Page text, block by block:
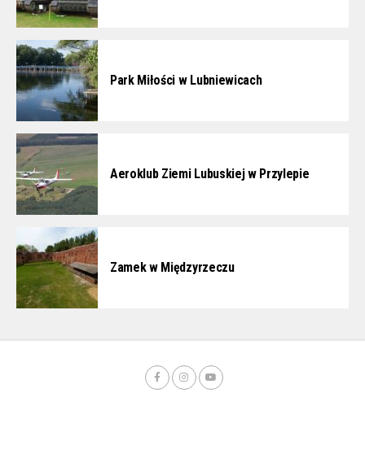
Park Miłości w Lubniewicach
Aeroklub Ziemi Lubuskiej w Przylepie
Zamek w Międzyrzeczu